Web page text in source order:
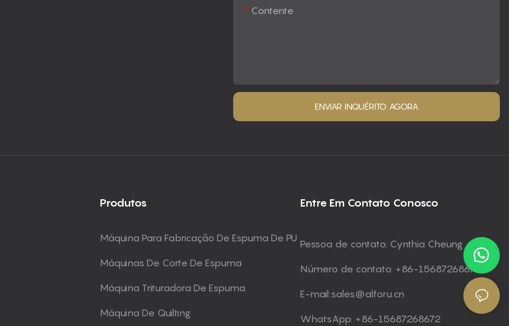
Contente
ENVIAR INQUÉRITO AGORA
Produtos
Máquina Para Fabricação De Espuma De PU
Máquinas De Corte De Espuma
Máquina Trituradora De Espuma
Máquina De Quilting
Entre Em Contato Conosco
Pessoa de contato: Cynthia Cheung
Número de contato: +86-15687268672
E-mail:sales@alforu.cn
WhatsApp: +86-15687268672